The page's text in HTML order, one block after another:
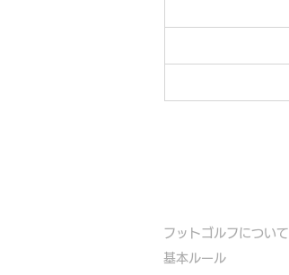
フットゴルフについて
基本ルール